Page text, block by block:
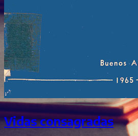
Vidas consagradas